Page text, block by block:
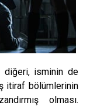
diğeri, isminin de
itiraf bölümlerinin
olması.